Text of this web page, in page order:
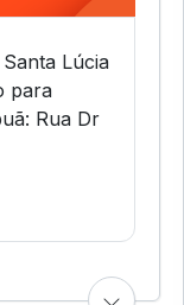
Lúcia
para
Rua Dr